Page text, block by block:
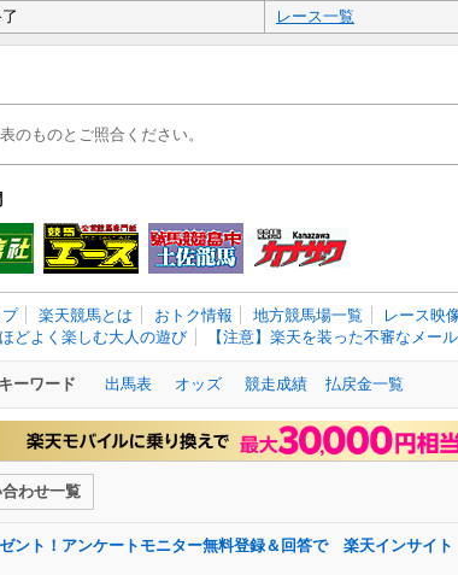
レース一覧
のものとご照合ください。
楽天競馬とは おトク情報 地方競馬場一覧
レース映
どよく楽しむ大人の遊び
【注意】楽天を装った不審なメー
キーワード 出馬表 オッズ 競走成績 払戻金一覧
わせ一覧
ゼント！アンケートモニター無料登録＆回答で 楽天インサイト